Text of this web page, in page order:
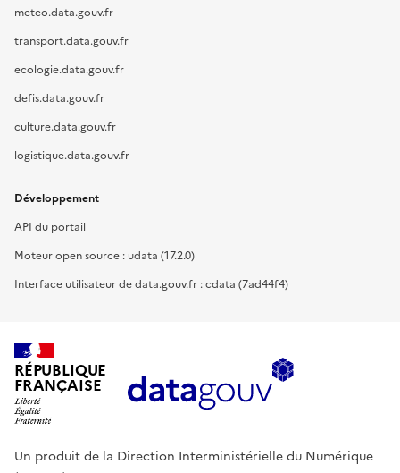
meteo.data.gouv.fr
transport.data.gouv.fr
ecologie.data.gouv.fr
defis.data.gouv.fr
culture.data.gouv.fr
logistique.data.gouv.fr
Développement
API du portail
Moteur open source : udata (17.2.0)
Interface utilisateur de data.gouv.fr : cdata (7ad44f4)
RÉPUBLIQUE
FRANÇAISE
Un produit de la Direction Interministérielle du Numérique